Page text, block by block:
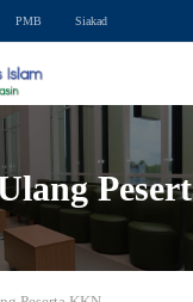
PMB Siakad